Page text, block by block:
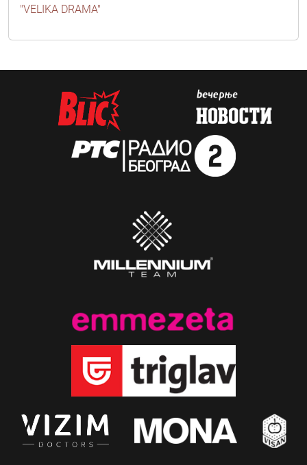
"VELIKA DRAMA"